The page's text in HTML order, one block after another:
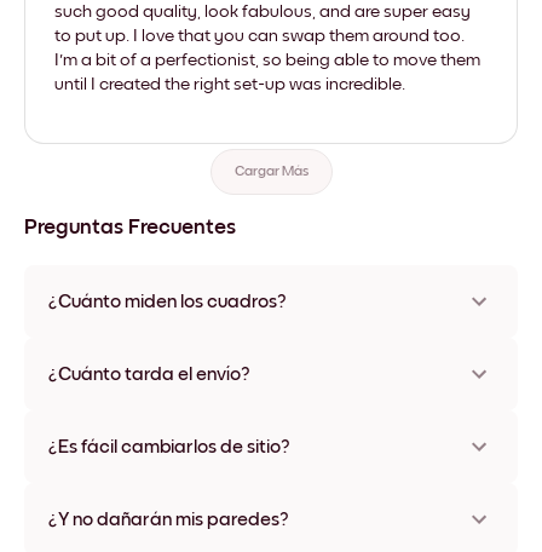
such good quality, look fabulous, and are super easy
to put up. I love that you can swap them around too.
I'm a bit of a perfectionist, so being able to move them
until I created the right set-up was incredible.
Cargar Más
Preguntas Frecuentes
¿Cuánto miden los cuadros?
varios materiales y colores de marco, incluidas opciones sin
¿Cuánto tarda el envío?
disponibles en algunos países. Te enviaremos un número de
¿Es fácil cambiarlos de sitio?
ningún daño
¿Y no dañarán mis paredes?